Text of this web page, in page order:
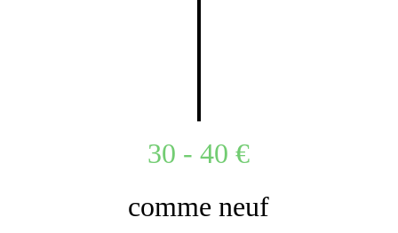
30 - 40 €
comme neuf